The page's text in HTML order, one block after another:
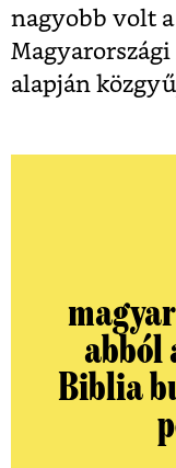
nagyobb volt
alapján
abból
Biblia